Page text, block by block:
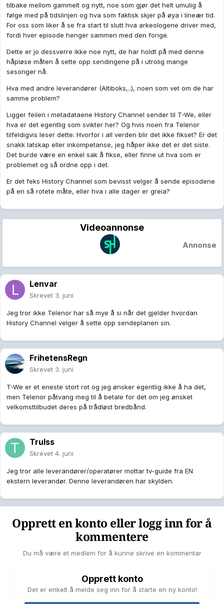
tilbake mellom gammelt og nytt, noe som gjør det helt umulig å
følge med på tidslinjen og hva som faktisk skjer på øya i lineær tid.
For oss som liker å se fra start til slutt hva arkeologene driver med,
fordi hver episode henger sammen med den forige.
Dette er jo dessverre ikke noe nytt, de har holdt på med denne
håpløse måten å sette opp sendingene på i utrolig mange
sesonger nå.
Hva med andre leverandører (Altiboks,..), noen som vet om de har
samme problem?
Ligger feilen i metadataene History Channel sender til T-We, eller
hva er det egentlig som svikter her? Og hvis noen fra Telenor
tilfeldigvis leser dette: Hvorfor i all verden blir det ikke fikset? Er det
snakk latskap eller inkompetanse, jeg håper ikke det er det siste.
Det burde være en enkel sak å fikse, eller finne ut hva som er
problemet og så ordne opp i det.
Er det feks History Channel som bevisst velger å sende episodene
på en så rotete måte, eller hva i alle dager er greia?
Videoannonse
Annonse
Lenvar
Skrevet 3. juni
Jeg tror ikke Telenor har så mye å si når det gjelder hvordan
History Channel velger å sette opp sendeplanen sin.
FrihetensRegn
Skrevet 3. juni
T-We er et eneste stort rot og jeg ønsker egentlig ikke å ha det,
men Telenor påtvang meg til å betale for det om jeg ønsket
velkomsttilbudet deres på trådløst bredbånd.
Trulss
Skrevet 4. juni
Jeg tror alle leverandører/operatører mottar tv-guide fra EN
ekstern leverandør. Denne leverandøren har skylden.
Opprett en konto eller logg inn for å
kommentere
Du må være et medlem for å kunne skrive en kommentar
Opprett konto
Det er enkelt å melde seg inn for å starte en ny konto!